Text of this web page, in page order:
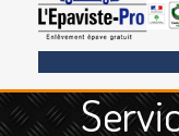
ENLÈVEMENT